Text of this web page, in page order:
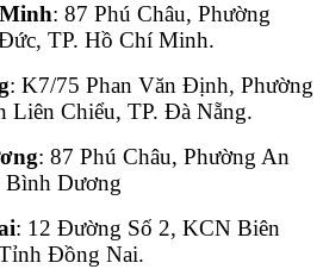
: 87 Phú Châu, Phường
TP. Hồ Chí Minh.
: K7/75 Phan Văn Định, Phường
Liên Chiểu, TP. Đà Nẵng.
: 87 Phú Châu, Phường An
Dương
: 12 Đường Số 2, KCN Biên
Đồng Nai.